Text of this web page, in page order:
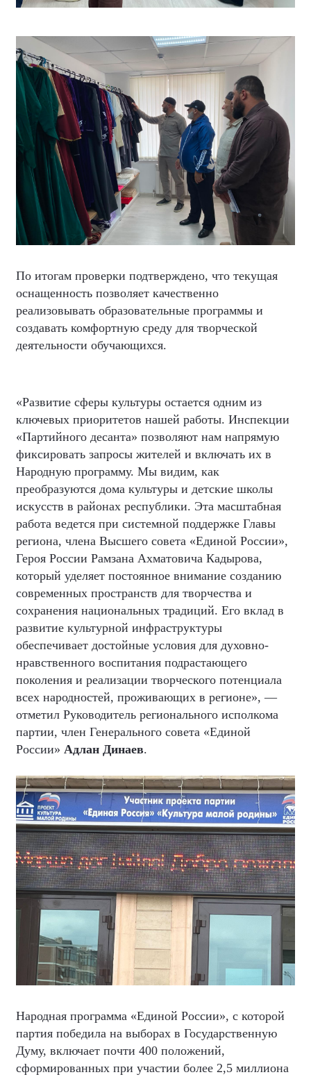
По итогам проверки подтверждено, что текущая
оснащенность позволяет качественно
реализовывать образовательные программы и
создавать комфортную среду для творческой
деятельности обучающихся.
«Развитие сферы культуры остается одним из
ключевых приоритетов нашей работы. Инспекции
«Партийного десанта» позволяют нам напрямую
фиксировать запросы жителей и включать их в
Народную программу. Мы видим, как
преобразуются дома культуры и детские школы
искусств в районах республики. Эта масштабная
работа ведется при системной поддержке Главы
региона, члена Высшего совета «Единой России»,
Героя России Рамзана Ахматовича Кадырова,
который уделяет постоянное внимание созданию
современных пространств для творчества и
сохранения национальных традиций. Его вклад в
развитие культурной инфраструктуры
обеспечивает достойные условия для духовно-
нравственного воспитания подрастающего
поколения и реализации творческого потенциала
всех народностей, проживающих в регионе», —
отметил Руководитель регионального исполкома
партии, член Генерального совета «Единой
России» Адлан Динаев.
Народная программа «Единой России», с которой
партия победила на выборах в Государственную
Думу, включает почти 400 положений,
сформированных при участии более 2,5 миллиона